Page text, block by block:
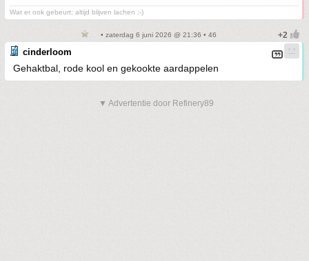
Wat er ook gebeurt; altijd blijven lachen :-)
• zaterdag 6 juni 2026 @ 21:36 • 46
cinderloom
Gehaktbal, rode kool en gekookte aardappelen
▼ Advertentie door Refinery89